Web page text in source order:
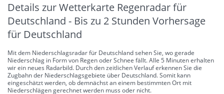
Details zur Wetterkarte Regenradar für
Deutschland - Bis zu 2 Stunden Vorhersage
für Deutschland
Mit dem Niederschlagsradar für Deutschland sehen Sie, wo gerade
Niederschlag in Form von Regen oder Schnee fällt. Alle 5 Minuten erhalten
wir ein neues Radarbild. Durch den zeitlichen Verlauf erkennen Sie die
Zugbahn der Niederschlagsgebiete über Deutschland. Somit kann
eingeschätzt werden, ob demnächst an einem bestimmten Ort mit
Niederschlägen gerechnet werden muss oder nicht.